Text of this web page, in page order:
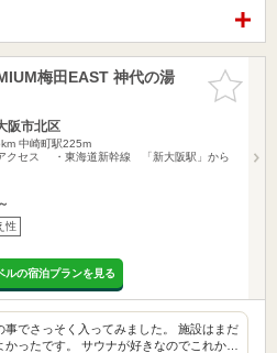
お気に入
りに追加
梅田EAST 神代の湯
阪市北区
中崎町駅225m
クセス ・東海道新幹線 「新大阪駅」から
性
ルの宿泊プランを見る
事でさっそく入ってみました。 施設はまだ
かったです。 サウナが好きなのでこれか…